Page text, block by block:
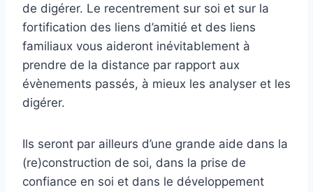
de digérer. Le recentrement sur soi et sur la
fortification des liens d’amitié et des liens
familiaux vous aideront inévitablement à
prendre de la distance par rapport aux
évènements passés, à mieux les analyser et les
digérer.
Ils seront par ailleurs d’une grande aide dans la
(re)construction de soi, dans la prise de
confiance en soi et dans le développement